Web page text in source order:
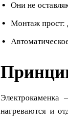
Они не
Монтаж прост:
нагреваются и